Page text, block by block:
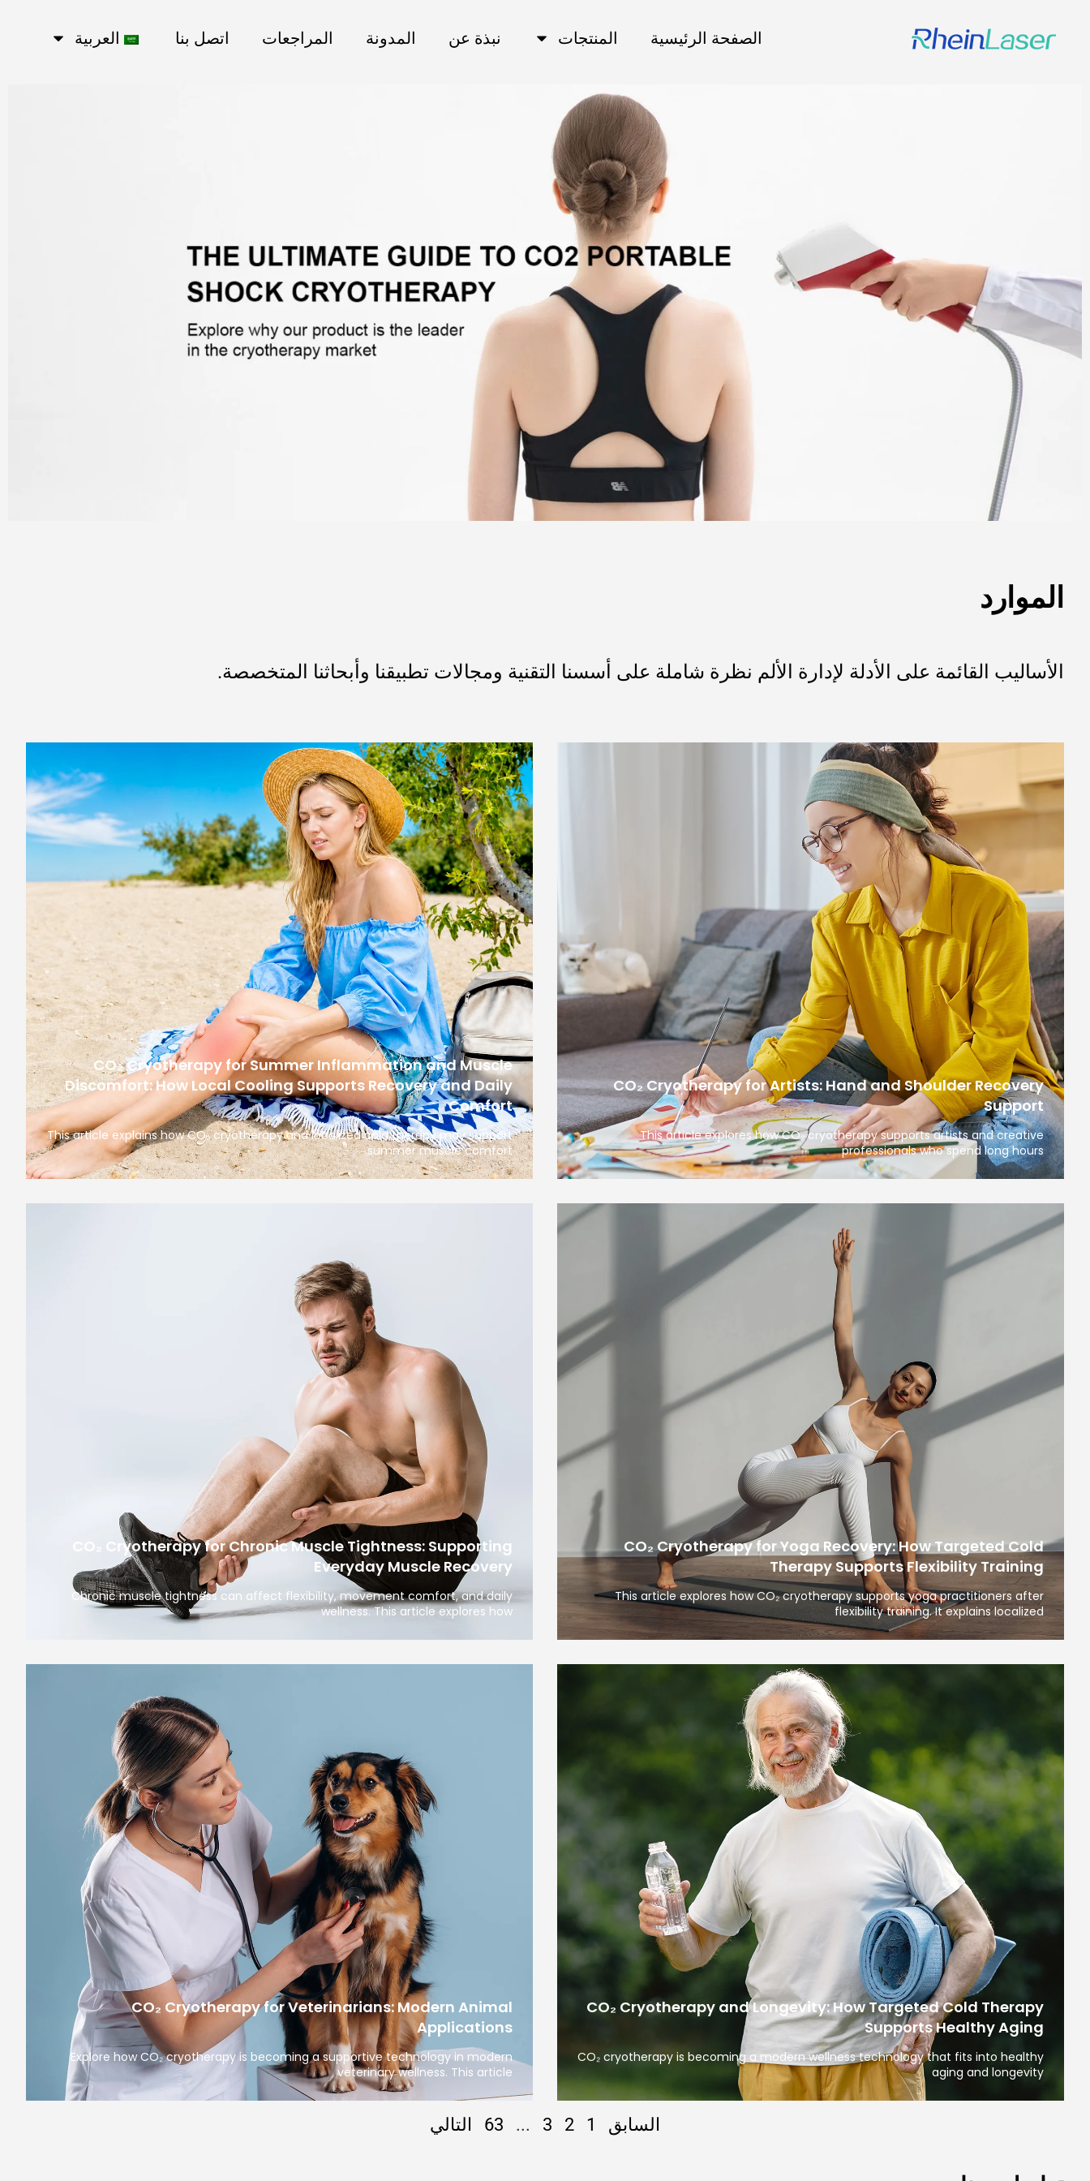
الصفحة الرئيسية المنتجات نبذة عن المدونة المراجعات اتصل بنا العربية
الموارد
الأساليب القائمة على الأدلة لإدارة الألم نظرة شاملة على أسسنا التقنية ومجالات تطبيقنا وأبحاثنا المتخصصة.
CO₂ Cryotherapy for Artists: Hand and Shoulder Recovery
Support
This article explores how CO₂ cryotherapy supports artists and creative
professionals who spend long hours
CO₂ Cryotherapy for Summer Inflammation and Muscle
Discomfort: How Local Cooling Supports Recovery and Daily
Comfort
This article explains how CO₂ cryotherapy and localized cold therapy may support
summer muscle comfort
CO₂ Cryotherapy for Yoga Recovery: How Targeted Cold
Therapy Supports Flexibility Training
This article explores how CO₂ cryotherapy supports yoga practitioners after
flexibility training. It explains localized
CO₂ Cryotherapy for Chronic Muscle Tightness: Supporting
Everyday Muscle Recovery
Chronic muscle tightness can affect flexibility, movement comfort, and daily
wellness. This article explores how
CO₂ Cryotherapy and Longevity: How Targeted Cold Therapy
Supports Healthy Aging
CO₂ cryotherapy is becoming a modern wellness technology that fits into healthy
aging and longevity
CO₂ Cryotherapy for Veterinarians: Modern Animal
Applications
Explore how CO₂ cryotherapy is becoming a supportive technology in modern
veterinary wellness. This article
السابق 1
2
3
...
63 التالي